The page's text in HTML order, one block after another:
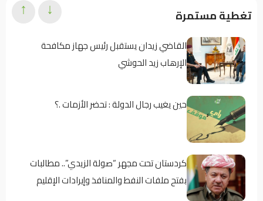
تغطية مستمرة
القاضي زيدان يستقبل رئيس جهاز مكافحة
الإرهاب زيد الحوشي
حين يغيب رجال الدولة : تحضر الأزمات .؟
كردستان تحت مجهر “صولة الزيدي”.. مطالبات
بفتح ملفات النفط والمنافذ وإيرادات الإقليم
↓
↑